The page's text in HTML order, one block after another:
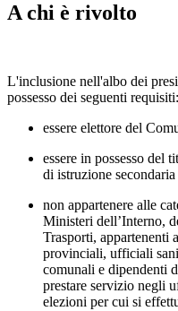
A chi è rivolto
L'inclusione nell'albo dei
possesso dei seguenti requisiti:
essere elettore del
essere in possesso del
di istruzione
non appartenere alle
Ministeri dell’Interno,
Trasporti, appartenenti
provinciali, ufficiali
comunali e dipendenti
prestare servizio negli
elezioni per cui si